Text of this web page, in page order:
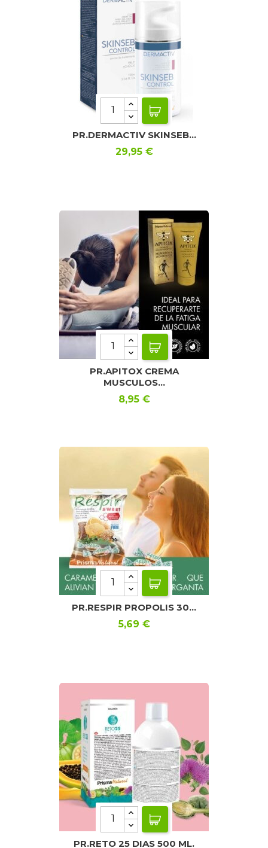
PR.DERMACTIV SKINSEB...
Precio
29,95 €
PR.APITOX CREMA
MUSCULOS...
Precio
8,95 €
PR.RESPIR PROPOLIS 30...
Precio
5,69 €
PR.RETO 25 DIAS 500 ML.